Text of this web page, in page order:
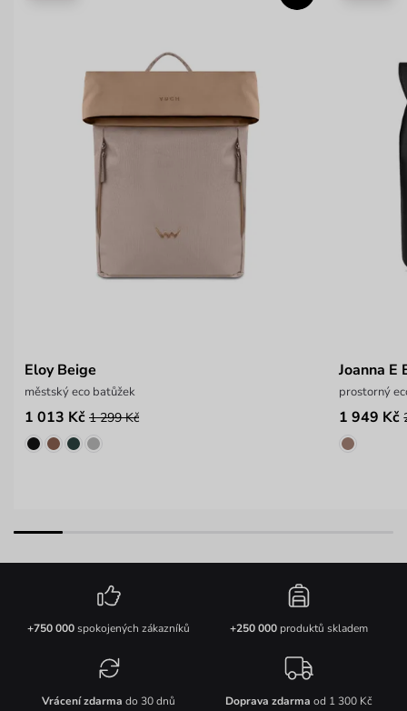
Eloy Beige
městský eco batůžek
1 013 Kč 1 299 Kč
Joanna E
prostorný
1 949 Kč
+750 000spokojených zákazníků +250 000produktů skladem
Vrácení zdarma do 30 dnů Doprava zdarma od 1 300 Kč